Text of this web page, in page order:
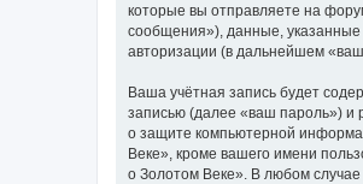
которые вы отправляете на
сообщения»), данные, указанные
авторизации (в дальнейшем
Ваша учётная запись будет
записью (далее «ваш пароль») и
о защите компьютерной
Веке», кроме вашего имени
о Золотом Веке». В любом случае